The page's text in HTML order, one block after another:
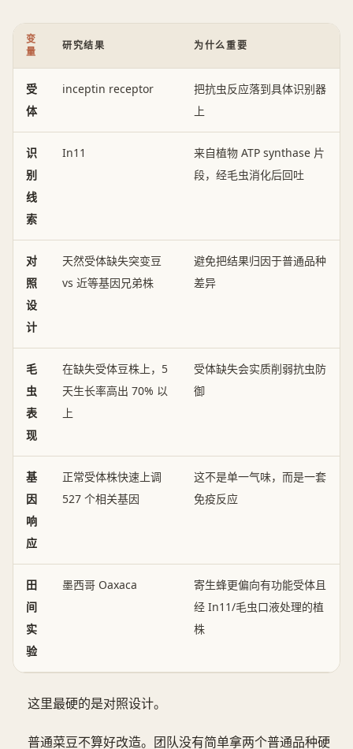
变
量
研究结果 为什么重要
受
体
inceptin receptor
把抗虫反应落到具体识别器
上
识
别
线
索
In11
来自植物 ATP synthase 片
段，经毛虫消化后回吐
对
照
设
计
天然受体缺失突变豆
vs 近等基因兄弟株
避免把结果归因于普通品种
差异
毛
虫
表
现
在缺失受体豆株上，5
天生长率高出 70% 以
上
受体缺失会实质削弱抗虫防
御
基
因
响
应
正常受体株快速上调
527 个相关基因
这不是单一气味，而是一套
免疫反应
田
间
实
验
墨西哥 Oaxaca
寄生蜂更偏向有功能受体且
经 In11/毛虫口液处理的植
株
这里最硬的是对照设计。
普通菜豆不算好改造。团队没有简单拿两个普通品种硬